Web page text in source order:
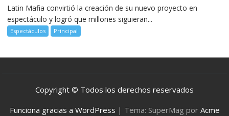
Latin Mafia convirtió la creación de su nuevo proyecto en
espectáculo y logró que millones siguieran...
Espectáculos Principal
Copyright © Todos los derechos reservados
Funciona gracias a WordPress | Tema: SuperMag por Acme